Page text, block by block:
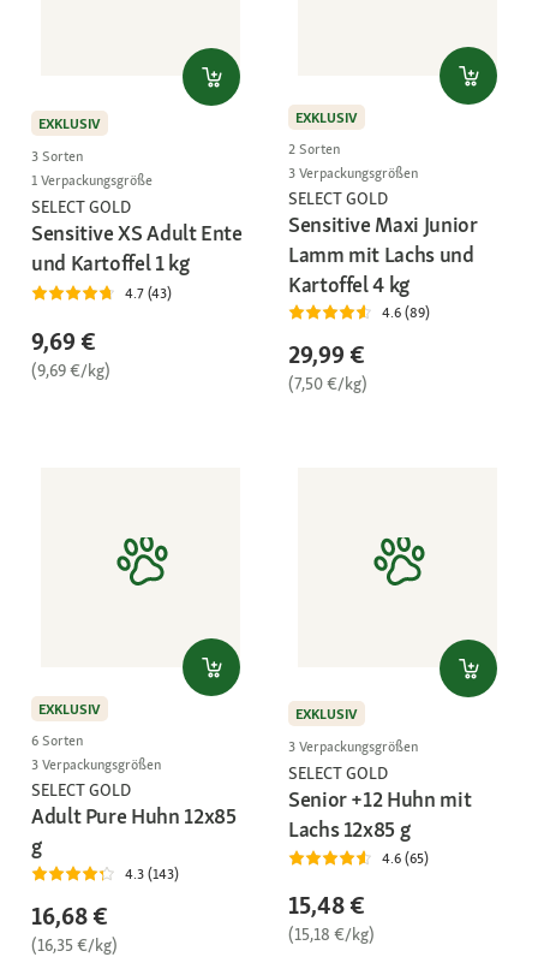
EXKLUSIV
3 Sorten
1 Verpackungsgröße
SELECT GOLD
Sensitive XS Adult Ente
und Kartoffel 1 kg
4.7 (43)
9,69 €
(9,69 €/kg)
EXKLUSIV
2 Sorten
3 Verpackungsgrößen
SELECT GOLD
Sensitive Maxi Junior
Lamm mit Lachs und
Kartoffel 4 kg
4.6 (89)
29,99 €
(7,50 €/kg)
EXKLUSIV
6 Sorten
3 Verpackungsgrößen
SELECT GOLD
Adult Pure Huhn 12x85
g
4.3 (143)
16,68 €
(16,35 €/kg)
EXKLUSIV
3 Verpackungsgrößen
SELECT GOLD
Senior +12 Huhn mit
Lachs 12x85 g
4.6 (65)
15,48 €
(15,18 €/kg)